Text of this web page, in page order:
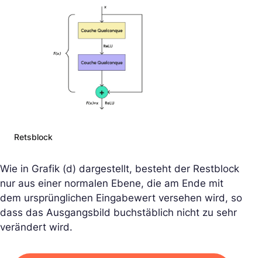
Retsblock
Wie in Grafik (d) dargestellt, besteht der Restblock
nur aus einer normalen Ebene, die am Ende mit
dem ursprünglichen Eingabewert versehen wird, so
dass das Ausgangsbild buchstäblich nicht zu sehr
verändert wird.